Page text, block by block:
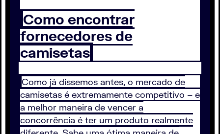
Como encontrar
fornecedores de
camisetas
Como já dissemos antes, o mercado de
camisetas é extremamente competitivo – e
a melhor maneira de vencer a
concorrência é ter um produto realmente